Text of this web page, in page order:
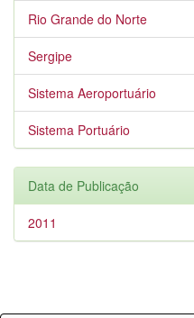
Rio Grande do Norte
Sergipe
Sistema Aeroportuário
Sistema Portuário
Data de Publicação
2011